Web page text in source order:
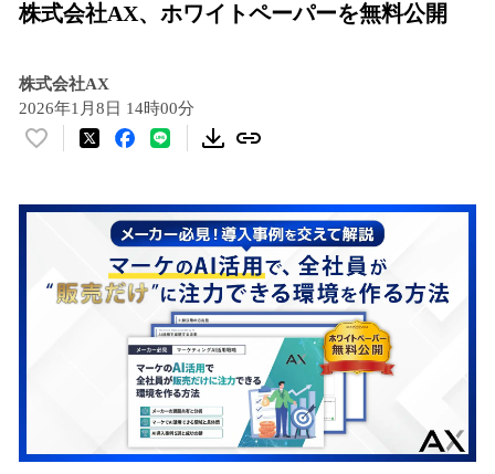
株式会社AX、ホワイトペーパーを無料公開
株式会社AX
2026年1月8日 14時00分
い
！
読